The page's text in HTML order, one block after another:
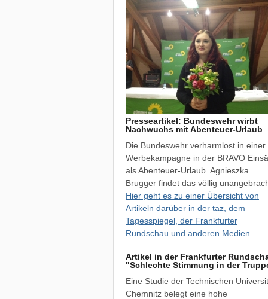
Presseartikel: Bundeswehr wirbt
Nachwuchs mit Abenteuer-Urlaub
Die Bundeswehr verharmlost in einer
Werbekampagne in der BRAVO
als Abenteuer-Urlaub. Agnieszka
Brugger findet das völlig
Hier geht es zu einer Übersicht von
Artikeln darüber in der taz, dem
Tagesspiegel, der Frankfurter
Rundschau und anderen Medien.
Artikel in der Frankfurter
"Schlechte Stimmung in der
Eine Studie der Technischen
Chemnitz belegt eine hohe